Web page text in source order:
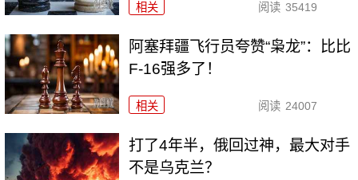
相关 阅读 35419
阿塞拜疆飞行员夸赞“枭龙”：比比
F-16强多了！
相关 阅读 24007
打了4年半，俄回过神，最大对手
不是乌克兰？